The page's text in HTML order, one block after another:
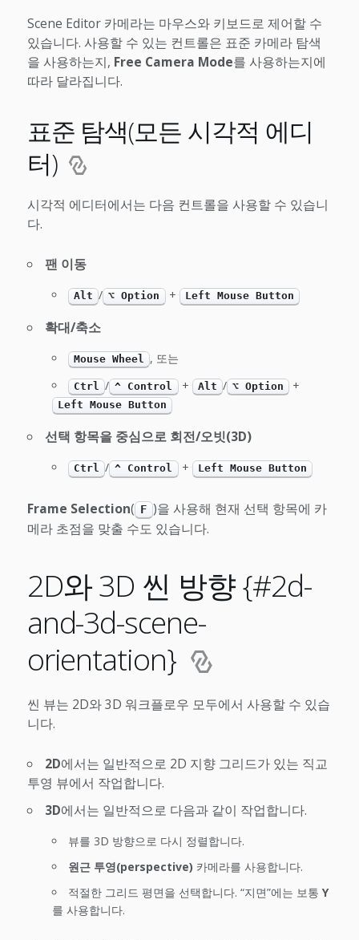
Scene Editor 카메라는 마우스와 키보드로 제어할 수
있습니다. 사용할 수 있는 컨트롤은 표준 카메라 탐색
을 사용하는지, Free Camera Mode를 사용하는지에
따라 달라집니다.
표준 탐색(모든 시각적 에디
터)
시각적 에디터에서는 다음 컨트롤을 사용할 수 있습니
다.
팬 이동
Alt / ⌥ Option + Left Mouse Button
확대/축소
Mouse Wheel , 또는
Ctrl / ^ Control + Alt / ⌥ Option +
Left Mouse Button
선택 항목을 중심으로 회전/오빗(3D)
Ctrl / ^ Control + Left Mouse Button
Frame Selection( F )을 사용해 현재 선택 항목에 카
메라 초점을 맞출 수도 있습니다.
2D와 3D 씬 방향 {#2d-
and-3d-scene-
orientation}
씬 뷰는 2D와 3D 워크플로우 모두에서 사용할 수 있습
니다.
2D에서는 일반적으로 2D 지향 그리드가 있는 직교
투영 뷰에서 작업합니다.
3D에서는 일반적으로 다음과 같이 작업합니다.
뷰를 3D 방향으로 다시 정렬합니다.
원근 투영(perspective) 카메라를 사용합니다.
적절한 그리드 평면을 선택합니다. “지면”에는 보통 Y
를 사용합니다.